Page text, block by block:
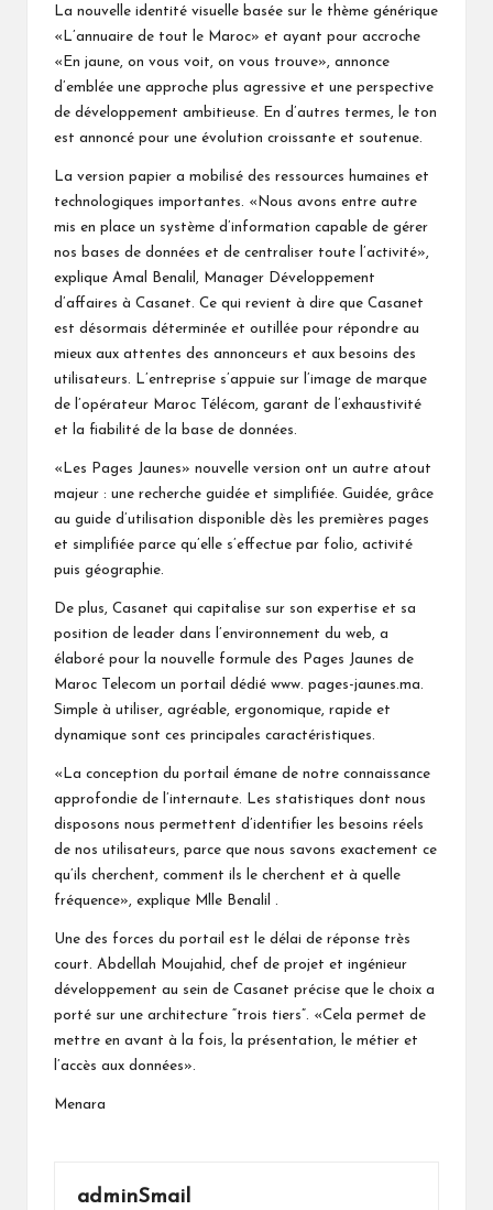
La nouvelle identité visuelle basée sur le thème générique
«L’annuaire de tout le Maroc» et ayant pour accroche
«En jaune, on vous voit, on vous trouve», annonce
d’emblée une approche plus agressive et une perspective
de développement ambitieuse. En d’autres termes, le ton
est annoncé pour une évolution croissante et soutenue.
La version papier a mobilisé des ressources humaines et
technologiques importantes. «Nous avons entre autre
mis en place un système d’information capable de gérer
nos bases de données et de centraliser toute l’activité»,
explique Amal Benalil, Manager Développement
d’affaires à Casanet. Ce qui revient à dire que Casanet
est désormais déterminée et outillée pour répondre au
mieux aux attentes des annonceurs et aux besoins des
utilisateurs. L’entreprise s’appuie sur l’image de marque
de l’opérateur Maroc Télécom, garant de l’exhaustivité
et la fiabilité de la base de données.
«Les Pages Jaunes» nouvelle version ont un autre atout
majeur : une recherche guidée et simplifiée. Guidée, grâce
au guide d’utilisation disponible dès les premières pages
et simplifiée parce qu’elle s’effectue par folio, activité
puis géographie.
De plus, Casanet qui capitalise sur son expertise et sa
position de leader dans l’environnement du web, a
élaboré pour la nouvelle formule des Pages Jaunes de
Maroc Telecom un portail dédié www. pages-jaunes.ma.
Simple à utiliser, agréable, ergonomique, rapide et
dynamique sont ces principales caractéristiques.
«La conception du portail émane de notre connaissance
approfondie de l’internaute. Les statistiques dont nous
disposons nous permettent d’identifier les besoins réels
de nos utilisateurs, parce que nous savons exactement ce
qu’ils cherchent, comment ils le cherchent et à quelle
fréquence», explique Mlle Benalil .
Une des forces du portail est le délai de réponse très
court. Abdellah Moujahid, chef de projet et ingénieur
développement au sein de Casanet précise que le choix a
porté sur une architecture “trois tiers”. «Cela permet de
mettre en avant à la fois, la présentation, le métier et
l’accès aux données».
Menara
adminSmail